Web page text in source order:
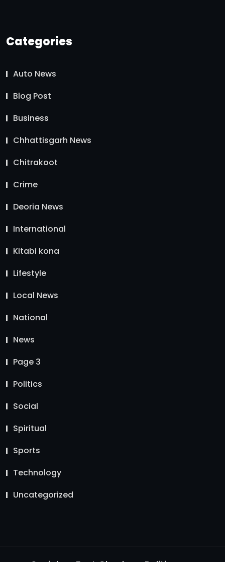
Categories
Auto News
Blog Post
Business
Chhattisgarh News
Chitrakoot
Crime
Deoria News
International
Kitabi kona
Lifestyle
Local News
National
News
Page 3
Politics
Social
Spiritual
Sports
Technology
Uncategorized